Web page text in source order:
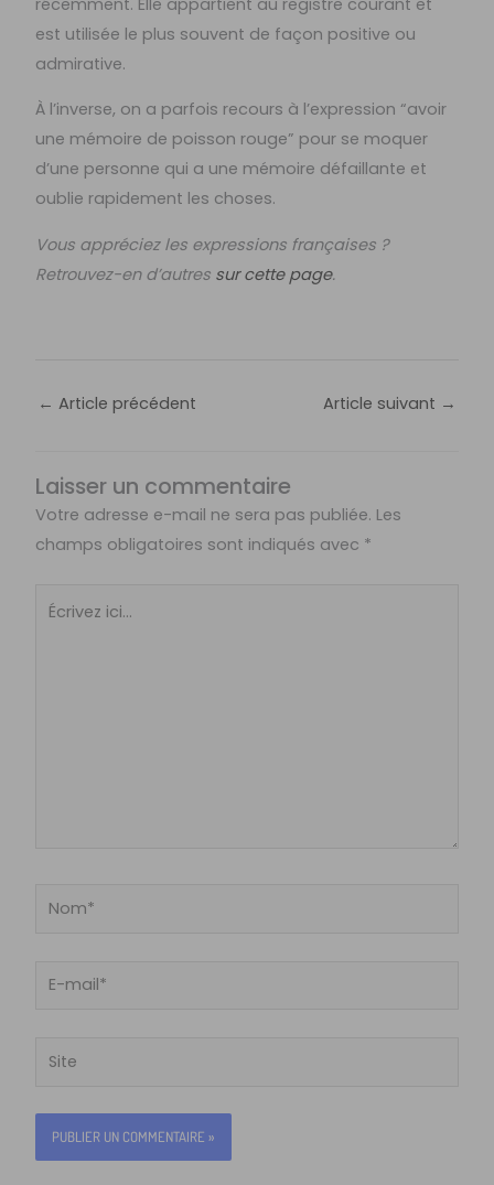
est utilisée le plus souvent de façon positive ou
admirative.
À l’inverse, on a parfois recours à l’expression “avoir
une mémoire de poisson rouge” pour se moquer
d’une personne qui a une mémoire défaillante et
oublie rapidement les choses.
Vous appréciez les expressions françaises ?
Retrouvez-en d’autres sur cette page.
← Article précédent Article suivant →
Laisser un commentaire
Votre adresse e-mail ne sera pas publiée. Les
champs obligatoires sont indiqués avec *
Écrivez
Nom*
E-
Site